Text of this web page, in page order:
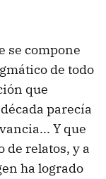
se compone
de todo
que
parecía
Y que
de relatos, y a
ha logrado